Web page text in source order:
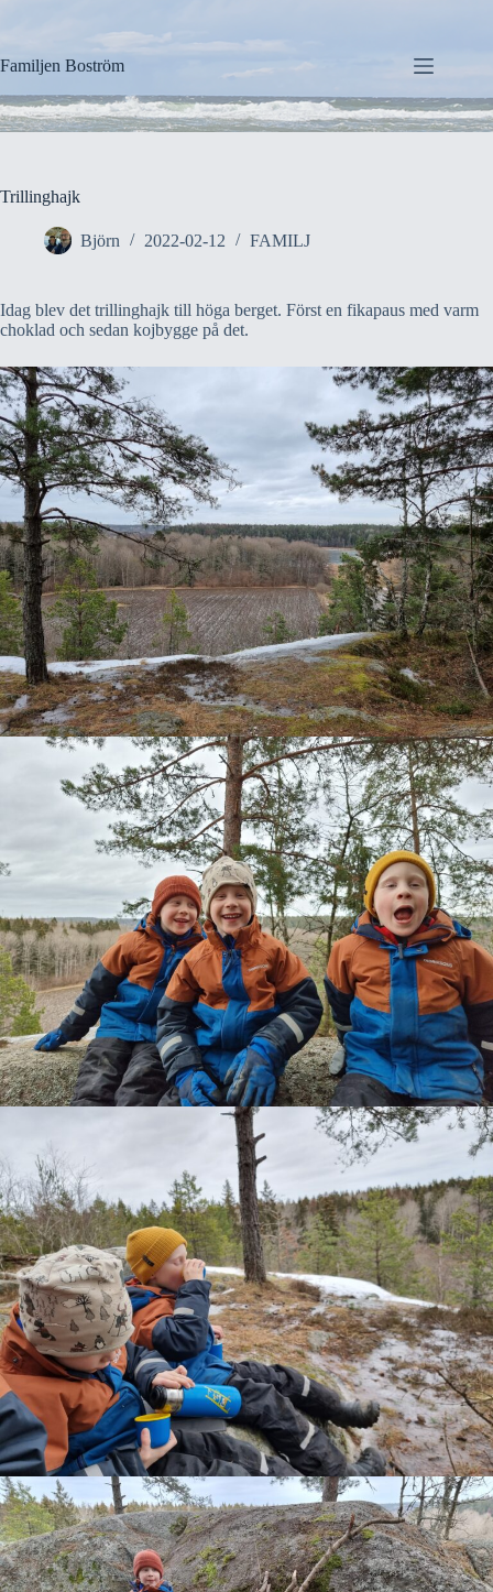
Familjen Boström
Trillinghajk
Björn 2022-02-12 FAMILJ
Idag blev det trillinghajk till höga berget. Först en fikapaus med varm
choklad och sedan kojbygge på det.